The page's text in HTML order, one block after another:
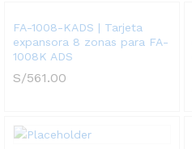
FA-1008-KADS | Tarjeta
expansora 8 zonas para FA-
1008K ADS
S/561.00